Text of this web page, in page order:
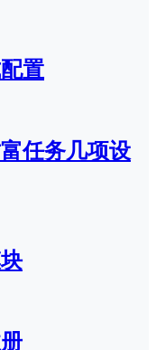
置
任务几项设